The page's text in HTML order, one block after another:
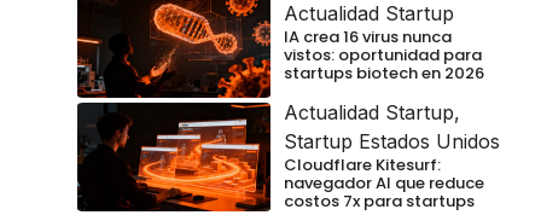
Actualidad Startup
IA crea 16 virus nunca
vistos: oportunidad para
startups biotech en 2026
Actualidad Startup,
Startup Estados Unidos
Cloudflare Kitesurf:
navegador AI que reduce
costos 7x para startups